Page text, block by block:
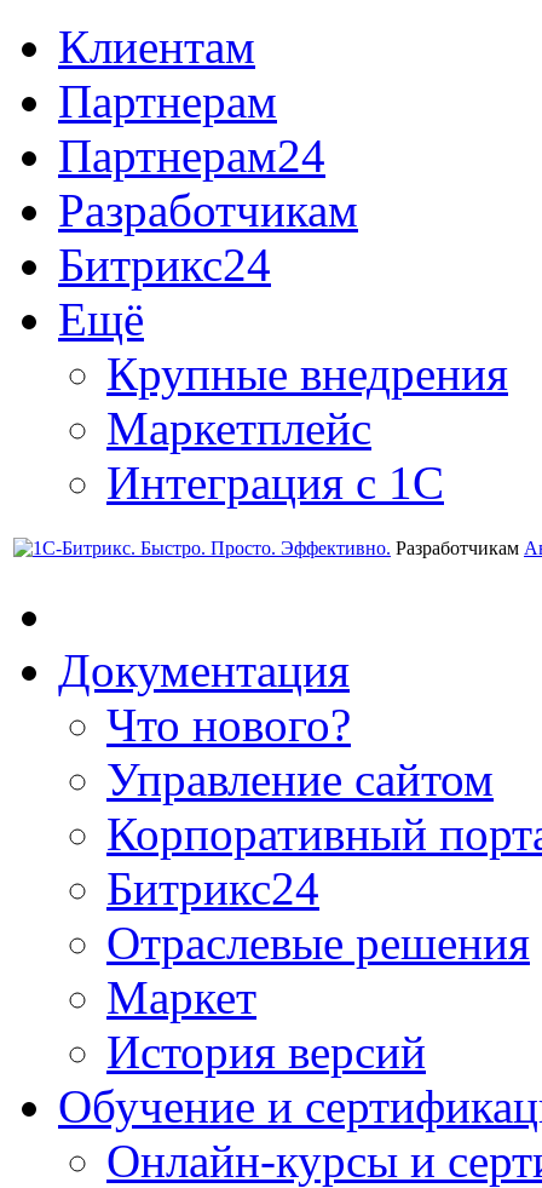
Клиентам
Партнерам
Партнерам24
Разработчикам
Битрикс24
Ещё
Крупные внедрения
Маркетплейс
Интеграция с 1С
Разработчикам
Документация
Что нового?
Управление сайтом
Корпоративный
Битрикс24
Отраслевые решения
Маркет
История версий
Обучение и
Онлайн-курсы и